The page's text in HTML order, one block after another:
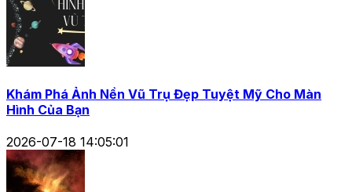
Khám Phá Ảnh Nền Vũ Trụ Đẹp Tuyệt Mỹ Cho Màn
Hình Của Bạn
2026-07-18 14:05:01